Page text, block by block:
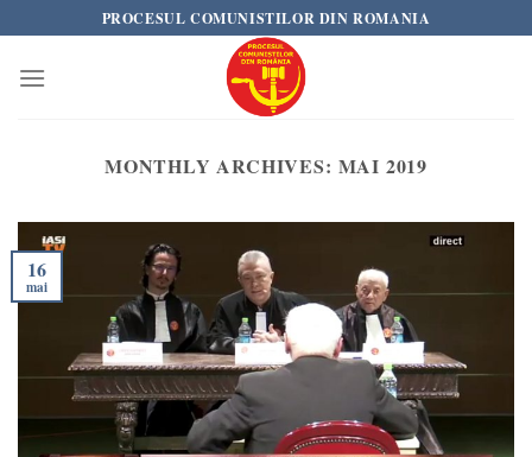
to
content
PROCESUL COMUNISTILOR DIN ROMANIA
MONTHLY ARCHIVES: MAI 2019
16
mai